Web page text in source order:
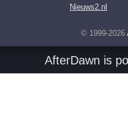
Nieuws2.nl
© 1999-2026
AfterDawn is